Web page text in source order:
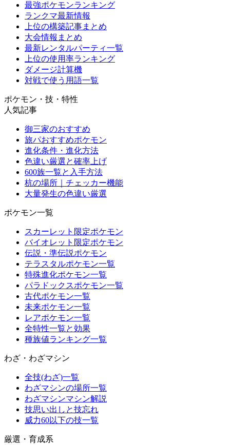
最強ポケモンランキング
ランクマ最新情報
上位の構築記事まとめ
大会情報まとめ
最新レンタルパーティ一覧
上位の使用率ランキング
ダメージ計算機
対戦で使う用語一覧
ポケモン・技・特性
人気記事
御三家のおすすめ
旅パおすすめポケモン
進化条件・進化方法
色違い厳選と確率上げ
600族一覧と入手方法
杭の場所｜チェッカー機能
大量発生の色違い厳選
ポケモン一覧
スカーレット限定ポケモン
バイオレット限定ポケモン
伝説・準伝説ポケモン
テラスタルポケモン一覧
特殊進化ポケモン一覧
パラドックスポケモン一覧
古代ポケモン一覧
未来ポケモン一覧
レアポケモン一覧
全特性一覧と効果
種族値ランキング一覧
わざ・わざマシン
全技(わざ)一覧
わざマシンの場所一覧
わざマシンマシン解説
技思い出しと技忘れ
威力60以下の技一覧
厳選・育成系